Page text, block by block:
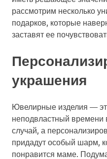
рассмотрим несколько
подарков, которые
заставят ее
украшения
Ювелирные изделия —
неподвластный
случай, а
придадут особый шарм,
понравится маме.